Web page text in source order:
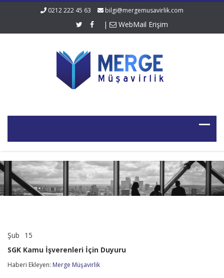
0212 222 45 63 bilgi@mergemusavirlik.com
| WebMail Erişim
Şub 15
İşverenleri
Duyuru
SGK Kamu İşverenleri İçin Duyuru
Haberi Ekleyen: Merge Müşavirlik